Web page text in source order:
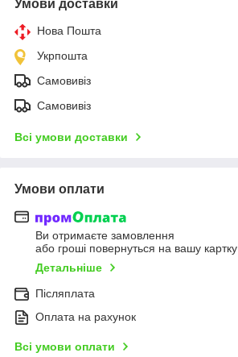
Умови доставки
Нова Пошта
Укрпошта
Самовивіз
Самовивіз
Всі умови доставки
Умови оплати
Ви отримаєте замовлення
або гроші повернуться на вашу картку
Детальніше
Післяплата
Оплата на рахунок
Всі умови оплати